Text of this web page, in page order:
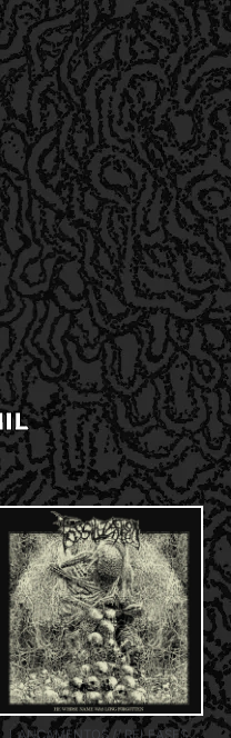
LANÇAMENTOS // RELEASES